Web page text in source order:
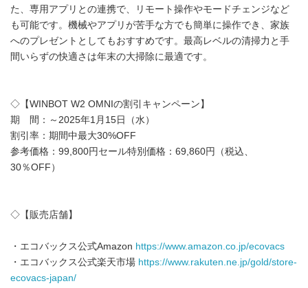
た、専用アプリとの連携で、リモート操作やモードチェンジなど
も可能です。機械やアプリが苦手な方でも簡単に操作でき、家族
へのプレゼントとしてもおすすめです。最高レベルの清掃力と手
間いらずの快適さは年末の大掃除に最適です。
◇【WINBOT W2 OMNIの割引キャンペーン】
期 間：～2025年1月15日（水）
割引率：期間中最大30%OFF
参考価格：99,800円セール特別価格：69,860円（税込、
30％OFF）
◇【販売店舗】
・エコバックス公式Amazon https://www.amazon.co.jp/ecovacs
・エコバックス公式楽天市場 https://www.rakuten.ne.jp/gold/store-
ecovacs-japan/